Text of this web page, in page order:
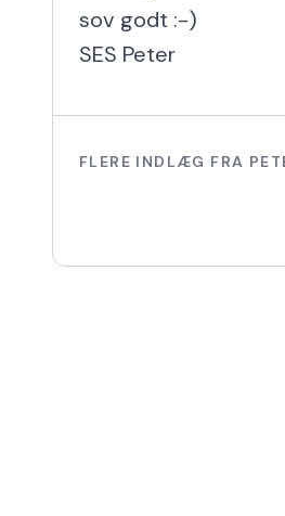
sov godt :-)
SES Peter
FLERE INDLÆG FRA